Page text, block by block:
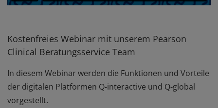
Kostenfreies Webinar mit unserem Pearson
Clinical Beratungsservice Team
In diesem Webinar werden die Funktionen und Vorteile
der digitalen Platformen Q-interactive und Q-global
vorgestellt.